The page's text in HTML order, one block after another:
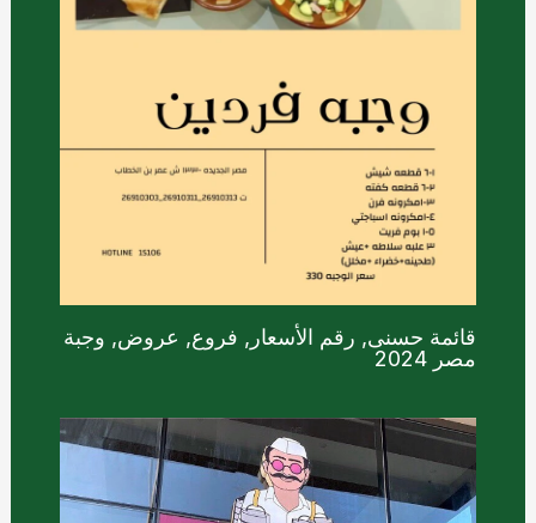
قائمة حسنى, رقم الأسعار, فروع, عروض, وجبة
مصر 2024